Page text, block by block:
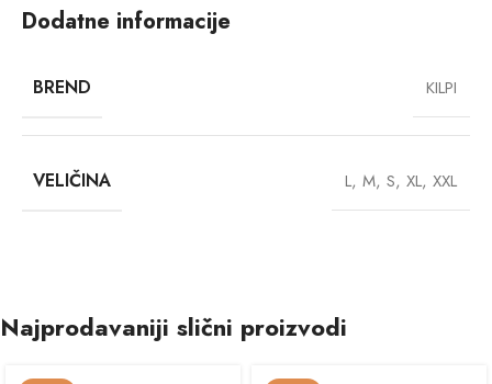
Dodatne informacije
BREND KILPI
VELIČINA L, M, S, XL, XXL
Najprodavaniji slični proizvodi